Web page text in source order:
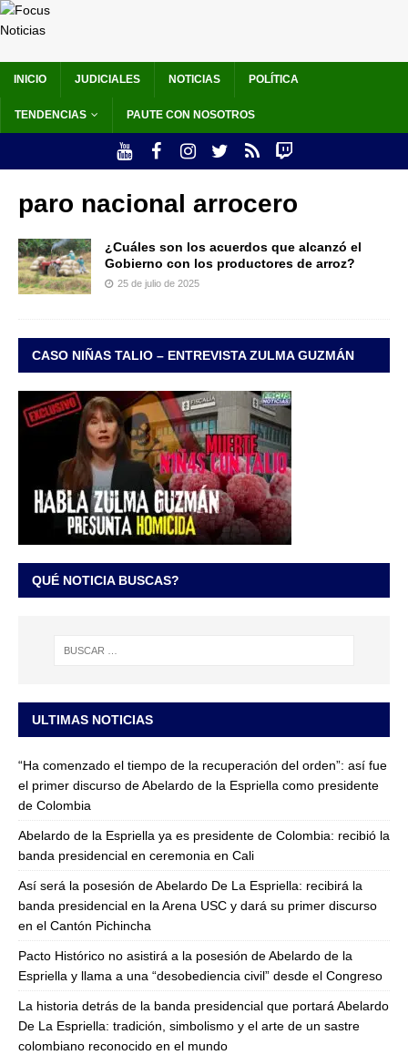
INICIO JUDICIALES NOTICIAS POLÍTICA
TENDENCIAS PAUTE CON NOSOTROS
paro nacional arrocero
¿Cuáles son los acuerdos que alcanzó el
Gobierno con los productores de arroz?
25 de julio de 2025
CASO NIÑAS TALIO – ENTREVISTA ZULMA GUZMÁN
QUÉ NOTICIA BUSCAS?
ULTIMAS NOTICIAS
“Ha comenzado el tiempo de la recuperación del orden”: así fue
el primer discurso de Abelardo de la Espriella como presidente
de Colombia
Abelardo de la Espriella ya es presidente de Colombia: recibió la
banda presidencial en ceremonia en Cali
Así será la posesión de Abelardo De La Espriella: recibirá la
banda presidencial en la Arena USC y dará su primer discurso
en el Cantón Pichincha
Pacto Histórico no asistirá a la posesión de Abelardo de la
Espriella y llama a una “desobediencia civil” desde el Congreso
La historia detrás de la banda presidencial que portará Abelardo
De La Espriella: tradición, simbolismo y el arte de un sastre
colombiano reconocido en el mundo